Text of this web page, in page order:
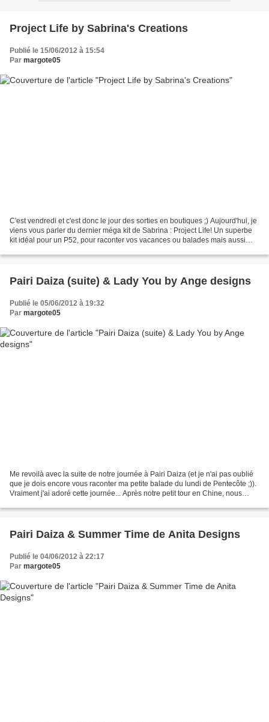
Project Life by Sabrina's Creations
Publié le 15/06/2012 à 15:54
Par margote05
C'est vendredi et c'est donc le jour des sorties en boutiques ;) Aujourd'hui, je
viens vous parler du dernier méga kit de Sabrina : Project Life! Un superbe
kit idéal pour un P52, pour raconter vos vacances ou balades mais aussi
Pairi Daiza (suite) & Lady You by Ange designs
Publié le 05/06/2012 à 19:32
Par margote05
Me revoilà avec la suite de notre journée à Pairi Daiza (et je n'ai pas oublié
que je dois encore vous raconter ma petite balade du lundi de Pentecôte ;)).
Vraiment j'ai adoré cette journée... Après notre petit tour en Chine, nous
Pairi Daiza & Summer Time de Anita Designs
Publié le 04/06/2012 à 22:17
Par margote05